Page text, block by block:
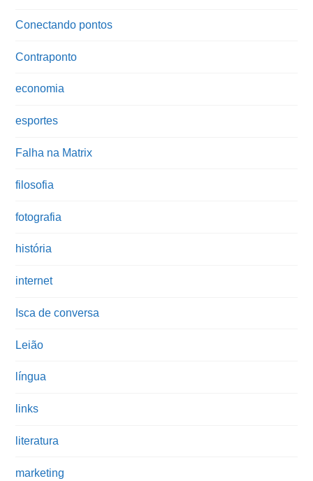
Conectando pontos
Contraponto
economia
esportes
Falha na Matrix
filosofia
fotografia
história
internet
Isca de conversa
Leião
língua
links
literatura
marketing